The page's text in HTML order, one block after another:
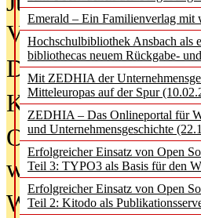
Emerald – Ein Familienverlag
Hochschulbibliothek Ansbach als
bibliothecas neuem Rückgabe-
Mit ZEDHIA der
Mitteleuropas auf der Spur
ZEDHIA – Das Onlineportal für
und Unternehmensgeschichte
Erfolgreicher Einsatz von Open
Teil 3: TYPO3 als Basis für den
Erfolgreicher Einsatz von Open
Teil 2: Kitodo als
Verbote
Digitale
KI-Chatbots
Offene
wissenschaftliche
Warum die